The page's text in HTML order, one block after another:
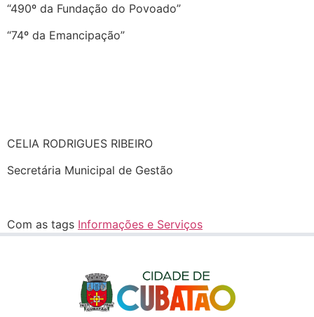
“490º da Fundação do Povoado”
“74º da Emancipação”
CELIA RODRIGUES RIBEIRO
Secretária Municipal de Gestão
Com as tags Informações e Serviços